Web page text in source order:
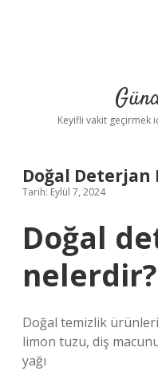
Keyifli vakit geçirmek
Doğal Deterjan
Tarih: Eylül 7, 2024
Doğal
nelerdir?
Doğal temizlik
limon tuzu, diş
yağı